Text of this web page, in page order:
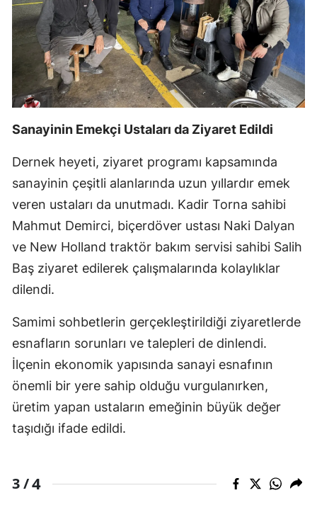
Sanayinin Emekçi Ustaları da Ziyaret Edildi
Dernek heyeti, ziyaret programı kapsamında
sanayinin çeşitli alanlarında uzun yıllardır emek
veren ustaları da unutmadı. Kadir Torna sahibi
Mahmut Demirci, biçerdöver ustası Naki Dalyan
ve New Holland traktör bakım servisi sahibi Salih
Baş ziyaret edilerek çalışmalarında kolaylıklar
dilendi.
Samimi sohbetlerin gerçekleştirildiği ziyaretlerde
esnafların sorunları ve talepleri de dinlendi.
İlçenin ekonomik yapısında sanayi esnafının
önemli bir yere sahip olduğu vurgulanırken,
üretim yapan ustaların emeğinin büyük değer
taşıdığı ifade edildi.
3 /4